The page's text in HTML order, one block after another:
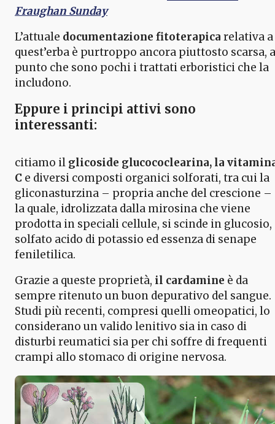
Fraughan Sunday
L’attuale documentazione fitoterapica relativa a
quest’erba è purtroppo ancora piuttosto scarsa,
punto che sono pochi i trattati erboristici che la
includono.
Eppure i principi attivi sono
interessanti:
citiamo il glicoside glucococlearina, la
C e diversi composti organici solforati, tra cui la
gliconasturzina – propria anche del crescione –
la quale, idrolizzata dalla mirosina che viene
prodotta in speciali cellule, si scinde in glucosio,
solfato acido di potassio ed essenza di senape
feniletilica.
Grazie a queste proprietà, il cardamine è da
sempre ritenuto un buon depurativo del sangue.
Studi più recenti, compresi quelli omeopatici, lo
considerano un valido lenitivo sia in caso di
disturbi reumatici sia per chi soffre di frequenti
crampi allo stomaco di origine nervosa.